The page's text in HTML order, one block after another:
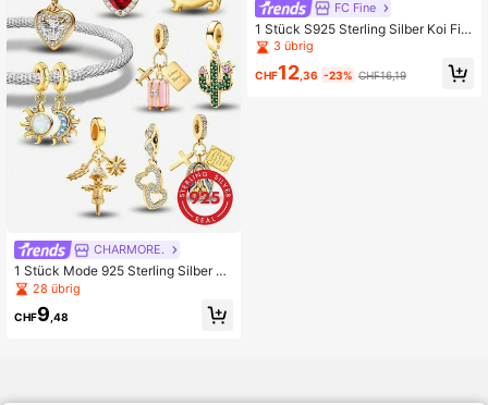
CHARMORE.
1 Stück Mode 925 Sterling Silber So
nne Mond Stern doppelseitiger Anh
änger, geeignet für Frauen Armband
Armreif DIY Schmuckherstellung un
28 übrig
CHF9,48
FC Fine
1 Stück S925 Sterling Silber Koi Fis
ch Münze Anhänger, rote Harz chin
esischer Stil Glücks-Koi Münze Far
bblock Goldmünze DIY Armband pe
3 übrig
CHF12 ,36 -23% CHF16,19